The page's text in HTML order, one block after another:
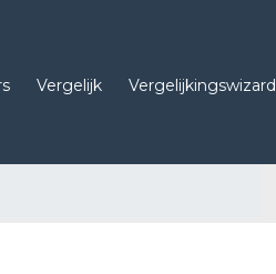
Vergelijk Vergelijkingswizard